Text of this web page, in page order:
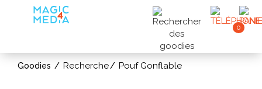
0
Goodies Recherche Pouf Gonflable